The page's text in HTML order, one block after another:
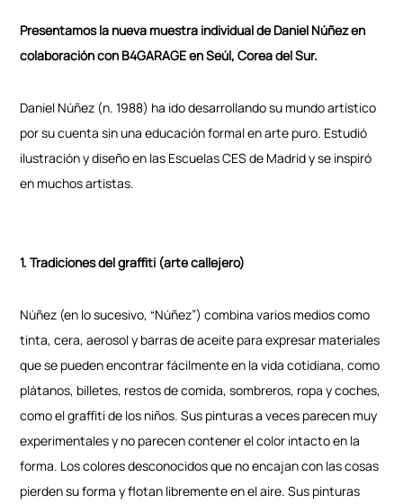
Presentamos la nueva muestra individual de Daniel Núñez en
colaboración con B4GARAGE en Seúl, Corea del Sur.
Daniel Núñez (n. 1988) ha ido desarrollando su mundo artístico
por su cuenta sin una educación formal en arte puro. Estudió
ilustración y diseño en las Escuelas CES de Madrid y se inspiró
en muchos artistas.
1. Tradiciones del graffiti (arte callejero)
Núñez (en lo sucesivo, “Núñez”) combina varios medios como
tinta, cera, aerosol y barras de aceite para expresar materiales
que se pueden encontrar fácilmente en la vida cotidiana, como
plátanos, billetes, restos de comida, sombreros, ropa y coches,
como el graffiti de los niños. Sus pinturas a veces parecen muy
experimentales y no parecen contener el color intacto en la
forma. Los colores desconocidos que no encajan con las cosas
pierden su forma y flotan libremente en el aire. Sus pinturas